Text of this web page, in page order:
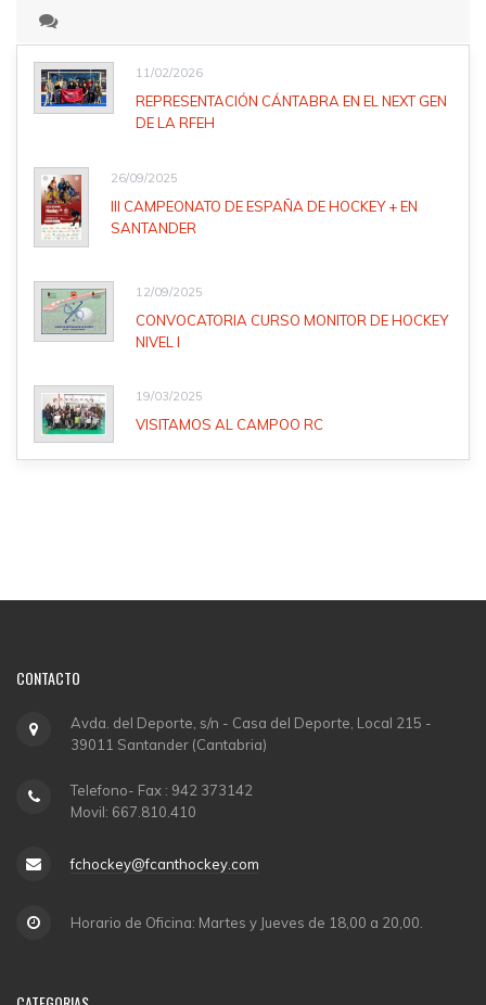
11/02/2026
REPRESENTACIÓN CÁNTABRA EN EL NEXT GEN
DE LA RFEH
26/09/2025
III CAMPEONATO DE ESPAÑA DE HOCKEY + EN
SANTANDER
12/09/2025
CONVOCATORIA CURSO MONITOR DE HOCKEY
NIVEL I
19/03/2025
VISITAMOS AL CAMPOO RC
CONTACTO
Avda. del Deporte, s/n - Casa del Deporte, Local 215 -
39011 Santander (Cantabria)
Telefono- Fax : 942 373142
Movil: 667.810.410
fchockey@fcanthockey.com
Horario de Oficina: Martes y Jueves de 18,00 a 20,00.